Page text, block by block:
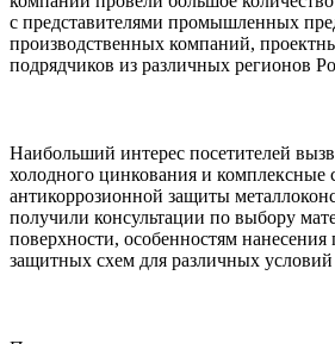
с представителями промышленных
производственных компаний,
подрядчиков из различных регионов
Наибольший интерес посетителей
холодного цинкования и комплексные
антикоррозионной защиты
получили консультации по выбору
поверхности, особенностям
защитных схем для различных условий